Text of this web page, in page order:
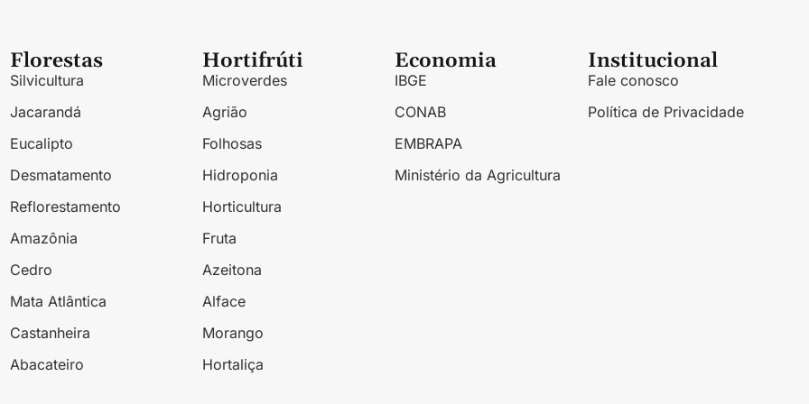
Florestas
Silvicultura
Jacarandá
Eucalipto
Desmatamento
Reflorestamento
Amazônia
Cedro
Mata Atlântica
Castanheira
Abacateiro
Hortifrúti
Microverdes
Agrião
Folhosas
Hidroponia
Horticultura
Fruta
Azeitona
Alface
Morango
Hortaliça
Economia
IBGE
CONAB
EMBRAPA
Ministério da Agricultura
Institucional
Fale conosco
Política de Privacidade